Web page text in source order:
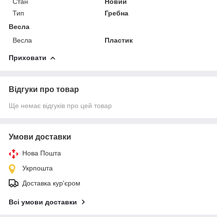
Тип
Гребна
Весла
Весла
Пластик
Приховати
Відгуки про товар
Ще немає відгуків про цей товар
Умови доставки
Нова Пошта
Укрпошта
Доставка кур'єром
Всі умови доставки